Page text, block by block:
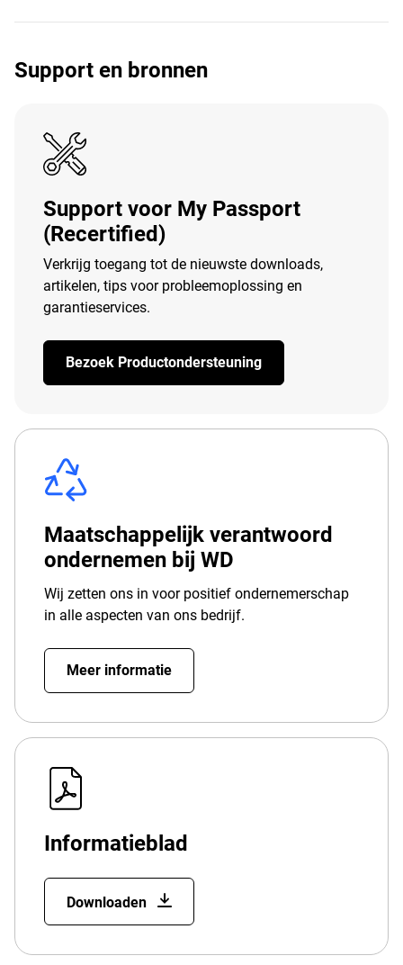
Support en bronnen
Support voor My Passport
(Recertified)
Verkrijg toegang tot de nieuwste downloads,
artikelen, tips voor probleemoplossing en
garantieservices.
Bezoek Productondersteuning
Maatschappelijk verantwoord
ondernemen bij WD
Wij zetten ons in voor positief ondernemerschap
in alle aspecten van ons bedrijf.
Meer informatie
Informatieblad
Downloaden